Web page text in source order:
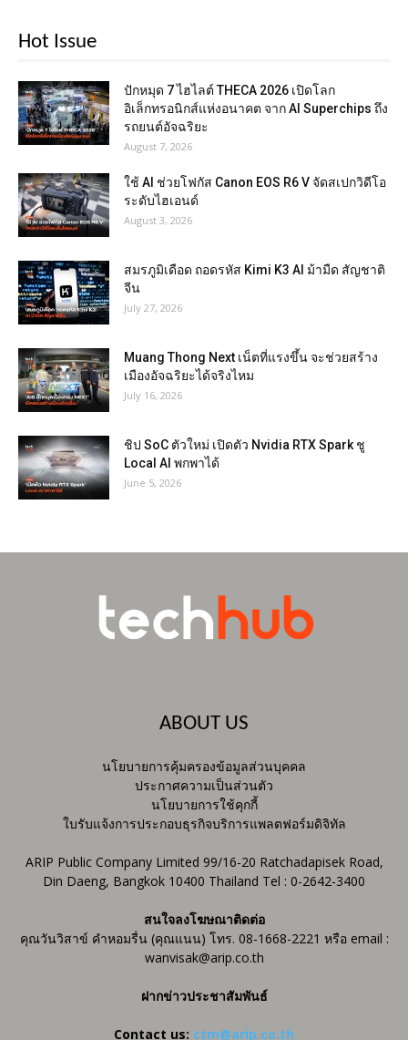
Hot Issue
ปักหมุด 7 ไฮไลต์ THECA 2026 เปิดโลก
อิเล็กทรอนิกส์แห่งอนาคต จาก AI Superchips ถึง
รถยนต์อัจฉริยะ
August 7, 2026
ใช้ AI ช่วยโฟกัส Canon EOS R6 V จัดสเปกวิดีโอ
ระดับไฮเอนด์
August 3, 2026
สมรภูมิเดือด ถอดรหัส Kimi K3 AI ม้ามืด สัญชาติ
จีน
July 27, 2026
Muang Thong Next เน็ตที่แรงขึ้น จะช่วยสร้าง
เมืองอัจฉริยะได้จริงไหม
July 16, 2026
ชิป SoC ตัวใหม่ เปิดตัว Nvidia RTX Spark ชู
Local AI พกพาได้
June 5, 2026
ABOUT US
นโยบายการคุ้มครองข้อมูลส่วนบุคคล
ประกาศความเป็นส่วนตัว
นโยบายการใช้คุกกี้
ใบรับแจ้งการประกอบธุรกิจบริการแพลตฟอร์มดิจิทัล
ARIP Public Company Limited 99/16-20 Ratchadapisek Road,
Din Daeng, Bangkok 10400 Thailand Tel : 0-2642-3400
สนใจลงโฆษณาติดต่อ
คุณวันวิสาข์ คำหอมรื่น (คุณแนน) โทร. 08-1668-2221 หรือ email :
wanvisak@arip.co.th
ฝากข่าวประชาสัมพันธ์
Contact us: ctm@arip.co.th